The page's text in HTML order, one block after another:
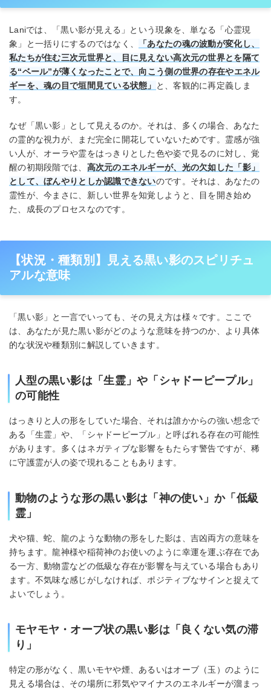
Laniでは、「黒い影が見える」という現象を、単なる「心霊現
象」と一括りにするのではなく、
「あなたの魂の波動が変化し、
私たちが住む三次元世界と、目に見えない高次元の世界とを隔て
る“ベール”が薄くなったことで、向こう側の世界の存在やエネル
ギーを、魂の目で垣間見ている状態」
と、客観的に再定義しま
す。
なぜ「黒い影」として見えるのか。それは、多くの場合、あなた
の霊的な視力が、まだ完全に開花していないためです。霊感が強
い人が、オーラや霊をはっきりとした色や姿で見るのに対し、覚
醒の初期段階では、 高次元のエネルギーが、光の欠如した「影」
として、ぼんやりとしか認識できないのです。それは、あなたの
霊性が、今まさに、新しい世界を知覚しようと、目を開き始め
た、成長のプロセスなのです。
【状況・種類別】見える黒い影のスピリチュ
アルな意味
「黒い影」と一言でいっても、その見え方は様々です。ここで
は、あなたが見た黒い影がどのような意味を持つのか、より具体
的な状況や種類別に解説していきます。
人型の黒い影は「生霊」や「シャドーピープル」
の可能性
はっきりと人の形をしていた場合、それは誰かからの強い想念で
ある「生霊」や、「シャドーピープル」と呼ばれる存在の可能性
があります。多くはネガティブな影響をもたらす警告ですが、稀
に守護霊が人の姿で現れることもあります。
動物のような形の黒い影は「神の使い」か「低級
霊」
犬や猫、蛇、龍のような動物の形をした影は、吉凶両方の意味を
持ちます。龍神様や稲荷神のお使いのように幸運を運ぶ存在であ
る一方、動物霊などの低級な存在が影響を与えている場合もあり
ます。不気味な感じがしなければ、ポジティブなサインと捉えて
よいでしょう。
モヤモヤ・オーブ状の黒い影は「良くない気の滞
り」
特定の形がなく、黒いモヤや煙、あるいはオーブ（玉）のように
見える場合は、その場所に邪気やマイナスのエネルギーが溜まっ